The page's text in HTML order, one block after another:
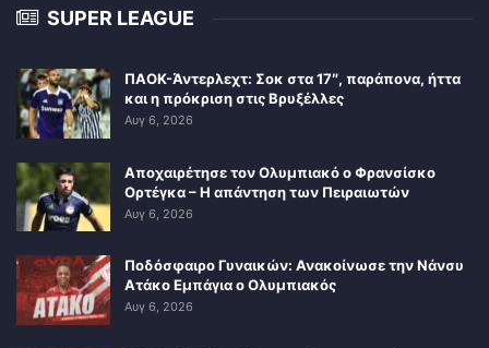
SUPER LEAGUE
ΠΑΟΚ-Άντερλεχτ: Σοκ στα 17″, παράπονα, ήττα
και η πρόκριση στις Βρυξέλλες
Αυγ 6, 2026
Αποχαιρέτησε τον Ολυμπιακό ο Φρανσίσκο
Ορτέγκα – Η απάντηση των Πειραιωτών
Αυγ 6, 2026
Ποδόσφαιρο Γυναικών: Ανακοίνωσε την Νάνσυ
Ατάκο Εμπάγια ο Ολυμπιακός
Αυγ 6, 2026